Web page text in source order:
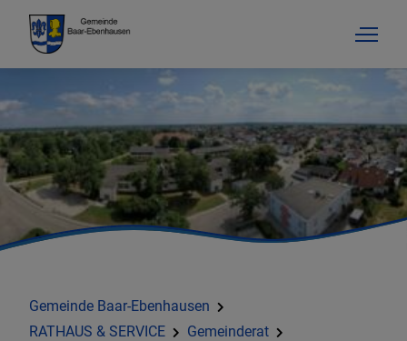
Gemeinde Baar-Ebenhausen
RATHAUS & SERVICE
Gemeinderat